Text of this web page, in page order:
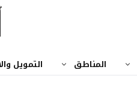
المناطق التمويل